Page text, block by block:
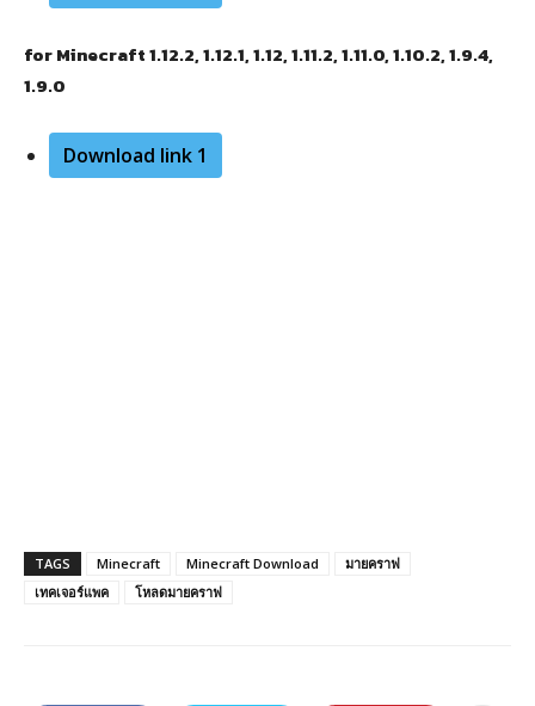
for Minecraft 1.12.2, 1.12.1, 1.12, 1.11.2, 1.11.0, 1.10.2, 1.9.4,
1.9.0
Download link 1
TAGS Minecraft Minecraft Download
มายคราฟ
เทคเจอร์แพค
โหลดมายคราฟ